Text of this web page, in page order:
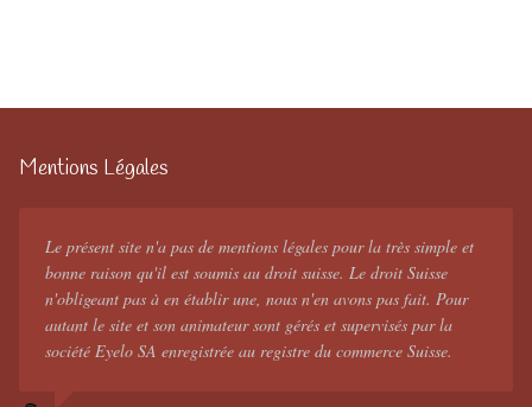
Mentions Légales
Le présent site n'a pas de mentions légales pour la très simple et
bonne raison qu'il est soumis au droit suisse. Le droit Suisse
n'obligeant pas à en établir une, nous n'en avons pas fait. Pour
autant le site et son animateur sont gérés et supervisés par la
société Eyelo SA enregistrée au registre du commerce Suisse.